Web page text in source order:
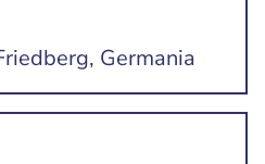
Germania